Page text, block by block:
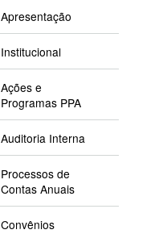
Apresentação
Institucional
Ações e
Programas PPA
Auditoria Interna
Processos de
Contas Anuais
Convênios